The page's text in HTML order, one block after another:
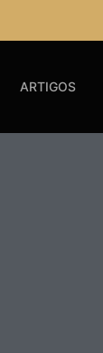
ARTIGOS